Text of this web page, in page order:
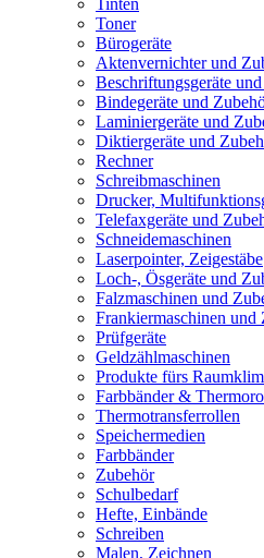
Tinten
Toner
Bürogeräte
Aktenvernichter und
Beschriftungsgeräte
Bindegeräte und
Laminiergeräte und
Diktiergeräte und
Rechner
Schreibmaschinen
Drucker,
Telefaxgeräte und
Schneidemaschinen
Laserpointer, Zeigestäbe
Loch-, Ösgeräte und
Falzmaschinen und
Frankiermaschinen und
Prüfgeräte
Geldzählmaschinen
Produkte fürs
Farbbänder &
Thermotransferrollen
Speichermedien
Farbbänder
Zubehör
Schulbedarf
Hefte, Einbände
Schreiben
Malen, Zeichnen